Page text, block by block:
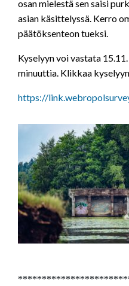
osan mielestä sen saisi
asian käsittelyssä. Kerro
päätöksenteon tueksi.
Kyselyyn voi vastata
minuuttia. Klikkaa
https://